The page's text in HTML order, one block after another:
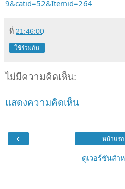
9&catid=52&Itemid=264
ที่ 21:46:00
ใช้ร่วมกัน
ไม่มีความคิดเห็น:
แสดงความคิดเห็น
‹ หน้าแรก
ดูเวอร์ชันสำ